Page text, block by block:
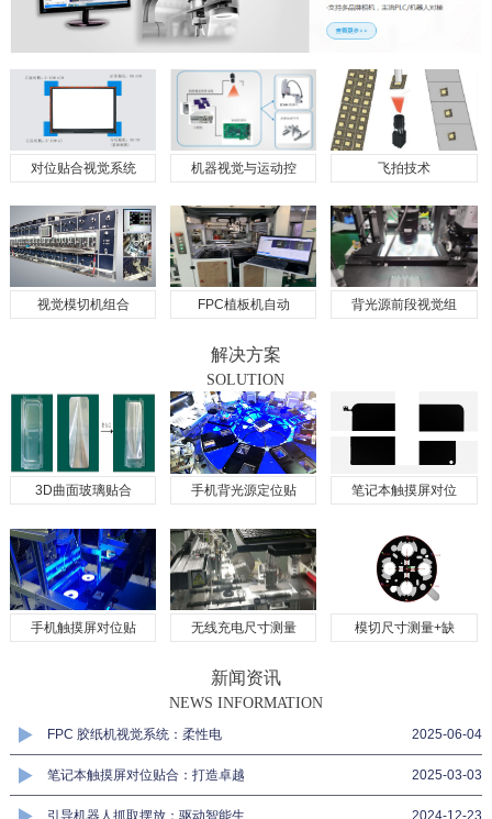
对位贴合视觉系统 机器视觉与运动控 飞拍技术
视觉模切机组合 FPC植板机自动 背光源前段视觉组
解决方案
SOLUTION
3D曲面玻璃贴合 手机背光源定位贴 笔记本触摸屏对位
手机触摸屏对位贴 无线充电尺寸测量 模切尺寸测量+缺
新闻资讯
NEWS INFORMATION
FPC 胶纸机视觉系统：柔性电 2025-06-04
笔记本触摸屏对位贴合：打造卓越 2025-03-03
引导机器人抓取摆放：驱动智能生 2024-12-23